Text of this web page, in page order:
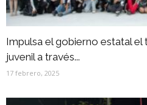
Impulsa el gobierno estatal
juvenil a través...
17 febrero, 2025